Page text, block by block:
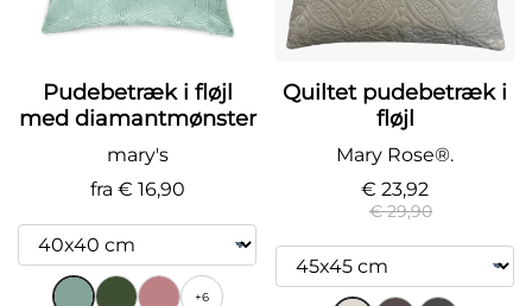
Pudebetræk i fløjl
med diamantmønster
mary's
fra € 16,90
+6
Quiltet pudebetræk i
fløjl
Mary Rose®.
€ 23,92
€ 29,90